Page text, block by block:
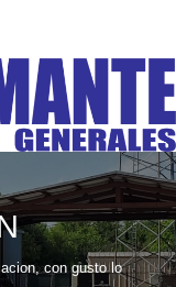
con gusto lo